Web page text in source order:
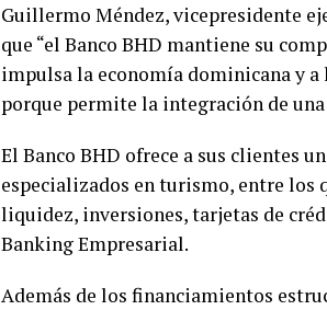
Guillermo Méndez, vicepresidente
que “el Banco BHD mantiene su
impulsa la economía dominicana y
porque permite la integración de
El Banco BHD ofrece a sus clientes
especializados en turismo, entre los
liquidez, inversiones, tarjetas de
Banking Empresarial.
Además de los financiamientos